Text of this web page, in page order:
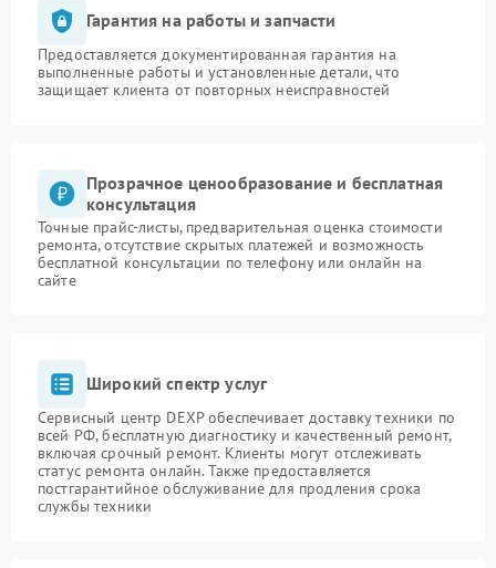
Гарантия на работы и запчасти
Предоставляется документированная гарантия на
выполненные работы и установленные детали, что
защищает клиента от повторных неисправностей
Прозрачное ценообразование и бесплатная
консультация
Точные прайс-листы, предварительная оценка стоимости
ремонта, отсутствие скрытых платежей и возможность
бесплатной консультации по телефону или онлайн на
сайте
Широкий спектр услуг
Сервисный центр DEXP обеспечивает доставку техники по
всей РФ, бесплатную диагностику и качественный ремонт,
включая срочный ремонт. Клиенты могут отслеживать
статус ремонта онлайн. Также предоставляется
постгарантийное обслуживание для продления срока
службы техники